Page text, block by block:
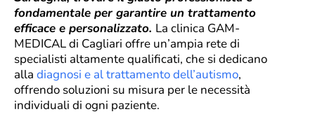
fondamentale per garantire un trattamento
efficace e personalizzato. La clinica GAM-
MEDICAL di Cagliari offre un’ampia rete di
specialisti altamente qualificati, che si dedicano
alla diagnosi e al trattamento dell’autismo,
offrendo soluzioni su misura per le necessità
individuali di ogni paziente.